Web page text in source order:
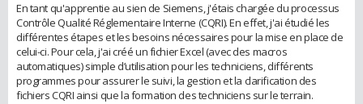
En tant qu'apprentie au sien de Siemens, j'étais chargée du processus
Contrôle Qualité Réglementaire Interne (CQRI). En effet, j'ai étudié les
différentes étapes et les besoins nécessaires pour la mise en place de
celui-ci. Pour cela, j'ai créé un fichier Excel (avec des macros
automatiques) simple d’utilisation pour les techniciens, différents
programmes pour assurer le suivi, la gestion et la clarification des
fichiers CQRI ainsi que la formation des techniciens sur le terrain.